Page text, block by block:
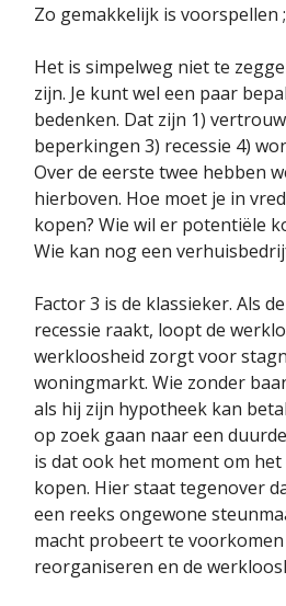
Zo gemakkelijk is voorspellen
Het is simpelweg niet te
zijn. Je kunt wel een paar
bedenken. Dat zijn 1)
beperkingen 3) recessie 4)
Over de eerste twee hebben
hierboven. Hoe moet je in
kopen? Wie wil er potentiële
Wie kan nog een
Factor 3 is de klassieker. Als
recessie raakt, loopt de
werkloosheid zorgt voor
woningmarkt. Wie zonder
als hij zijn hypotheek kan
op zoek gaan naar een
is dat ook het moment om
kopen. Hier staat tegenover
een reeks ongewone
macht probeert te
reorganiseren en de